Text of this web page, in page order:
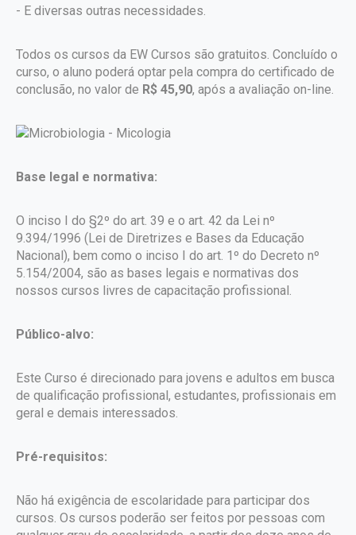
- E diversas outras necessidades.
Todos os cursos da EW Cursos são gratuitos. Concluído o
curso, o aluno poderá optar pela compra do certificado de
conclusão, no valor de R$ 45,90, após a avaliação on-line.
Base legal e normativa:
O inciso I do §2º do art. 39 e o art. 42 da Lei nº
9.394/1996 (Lei de Diretrizes e Bases da Educação
Nacional), bem como o inciso I do art. 1º do Decreto nº
5.154/2004, são as bases legais e normativas dos
nossos cursos livres de capacitação profissional.
Público-alvo:
Este Curso é direcionado para jovens e adultos em busca
de qualificação profissional, estudantes, profissionais em
geral e demais interessados.
Pré-requisitos:
Não há exigência de escolaridade para participar dos
cursos. Os cursos poderão ser feitos por pessoas com